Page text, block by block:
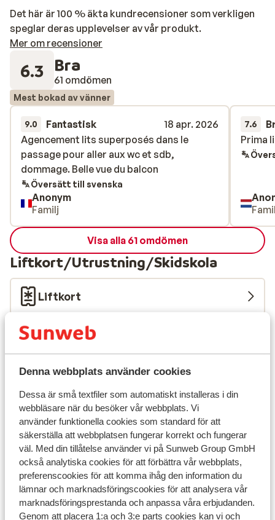
Denna webbplats använder cookies
Dessa är små textfiler som automatiskt installeras i din
webbläsare när du besöker vår webbplats. Vi
använder funktionella cookies som standard för att
säkerställa att webbplatsen fungerar korrekt och fungerar
väl. Med din tillåtelse använder vi på Sunweb Group GmbH
också analytiska cookies för att förbättra vår webbplats,
preferenscookies för att komma ihåg den information du
lämnar och marknadsföringscookies för att analysera vår
marknadsföringsprestanda och anpassa våra erbjudanden.
Genom att placera 1:a och 3:e parts cookies kan vi och
Det här är 100 % äkta kundrecensioner som verkligen
speglar deras upplevelser av vår produkt.
Mer om recensioner
6.3 Bra
61 omdömen
Mest bokad av vänner
9.0 Fantastisk
18 apr. 2026
Agencement lits superposés dans le
passage pour aller aux wc et sdb,
dommage. Belle vue du balcon
Agencement lits superposés dans le
passage pour aller aux wc et sdb,
dommage. Belle vue du balcon
Översätt till svenska
Anonym
Familj
7.6
Prima
Prima
Visa alla 61 omdömen
Liftkort/Utrustning/Skidskola
Liftkort
Skidskola
Utrustning
Andra boenden i Les Deux Alpes
Hotel Serre Palas
Résidence Neige et Soleil
Résidence l'Alpeggio